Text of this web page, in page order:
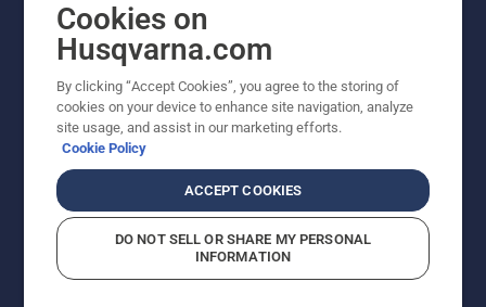
© Husqvarna AB (utgiver). Med enerett. Angitte priser
er veiledende priser. Alle oppgitte priser er veiledende
tilgjengelig for direkte kjøp.
PersonvernbetingelserImprint
Rapportering av mistanker om regelbruddÅpenhetsloven
Likestilling
Cookies on
Husqvarna.com
By clicking “Accept Cookies”, you agree to the storing of
cookies on your device to enhance site navigation, analyze
site usage, and assist in our marketing efforts.
Cookie Policy
ACCEPT COOKIES
DO NOT SELL OR SHARE MY PERSONAL
INFORMATION